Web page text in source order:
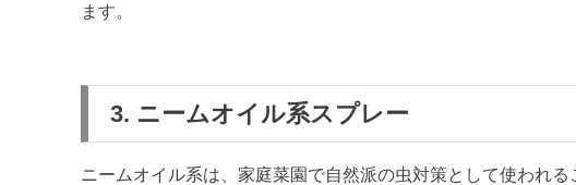
ます。
3. ニームオイル系スプレー
ニームオイル系は、家庭菜園で自然派の虫対策として使われ